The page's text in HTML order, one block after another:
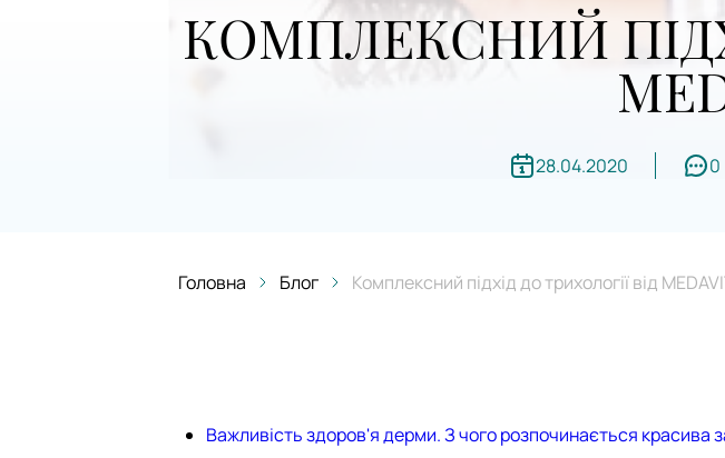
КОМПЛЕКСНИЙ
28.04.2020 0
Головна Блог Комплексний підхід до трихології від
Важливість здоров'я дерми. З чого розпочинається красива